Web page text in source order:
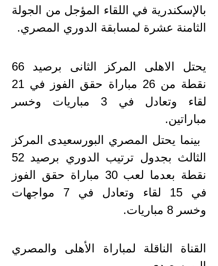
بالإسكندرية في اللقاء المؤجل من الجولة
الثامنة عشرة لمسابقة الدوري المصري.
يحتل الاهلى المركز الثانى برصيد 66
نقطة من 26 مباراة حقق الفوز في 21
لقاء وتعادل في 3 مباريات وخسر
مباراتين.
بينما يحتل المصري البورسعيدى المركز
الثالث بجدول ترتيب الدوري برصيد 52
نقطة بعدما لعب 30 مباراة حقق الفوز
في 15 لقاء وتعادل في 7 مواجهات
وخسر 8 مباريات.
القناة الناقلة لمباراة الأهلى والمصري